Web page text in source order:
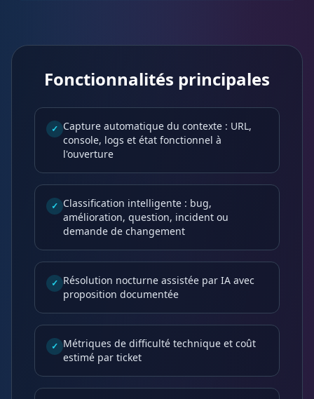
Fonctionnalités principales
✓ Capture automatique du contexte : URL,
console, logs et état fonctionnel à
l'ouverture
✓ Classification intelligente : bug,
amélioration, question, incident ou
demande de changement
✓ Résolution nocturne assistée par IA avec
proposition documentée
✓ Métriques de difficulté technique et coût
estimé par ticket